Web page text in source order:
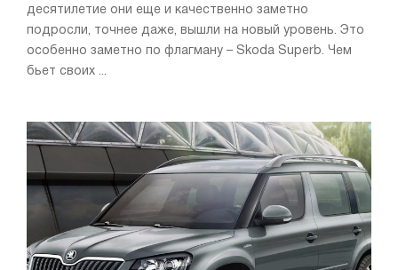
десятилетие они еще и качественно заметно
подросли, точнее даже, вышли на новый уровень. Это
особенно заметно по флагману – Skoda Superb. Чем
бьет своих ...